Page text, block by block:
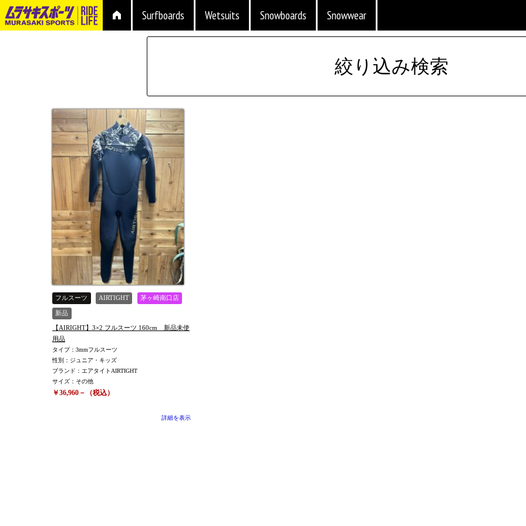
Surfboards Wetsuits Snowboards Snowwear
絞り込み検索
性別
サイズ
在庫店舗
中古
フルスーツ AIRTIGHT 茅ヶ崎南口店
新品
【AIRIGHT】3×2 フルスーツ 160cm 新品未使
用品
タイプ：3mmフルスーツ
性別：ジュニア・キッズ
ブランド：エアタイトAIRTIGHT
サイズ：その他
￥36,960－（税込）
詳細を表示